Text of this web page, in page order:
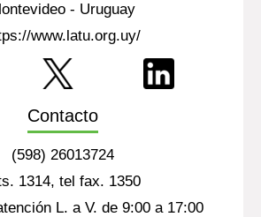
- Uruguay
www.latu.org.uy/
Contacto
(598) 26013724
1314, tel fax. 1350
L. a V. de 9:00 a 17:00